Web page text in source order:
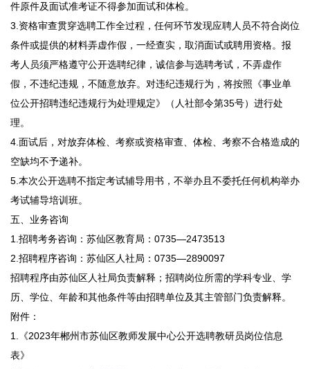
件原件及面试准考证不得参加面试和体检。
3.资格审查贯穿选聘工作全过程，任何环节发现应聘人员不符合岗位
条件或提供的材料弄虚作假，一经查实，取消面试或聘用资格。报
考人员须严格遵守公开选聘纪律，诚信参与选聘考试，不弄虚作
假，不违纪违规，不随意放弃。对违纪违规行为，将按照《事业单
位公开招聘违纪违规行为处理规定》（人社部令第35号）进行处
理。
4.面试后，对放弃体检、考察或资格审查、体检、考察不合格造成的
空缺均不予递补。
5.本次公开选聘不指定考试辅导用书，不举办且不委托任何机构举办
考试辅导培训班。
五、业务咨询
1.招聘考务咨询：苏仙区教育局：0735—2473513
2.招聘程序咨询：苏仙区人社局：0735—2890097
招聘程序由苏仙区人社局负责解释；招聘岗位所需的学科专业、学
历、学位、年龄和其他条件等由招聘单位及其主管部门负责解释。
附件：
1.《2023年郴州市苏仙区教师发展中心公开选聘教研员岗位信息
表》